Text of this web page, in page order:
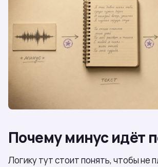
Почему минус идёт
Логику тут стоит понять, чтобы не